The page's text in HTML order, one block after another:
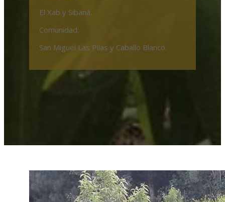
El Xab y Sibaná.
Comunidad:
San Miguel Las Pilas y Caballo Blanco.